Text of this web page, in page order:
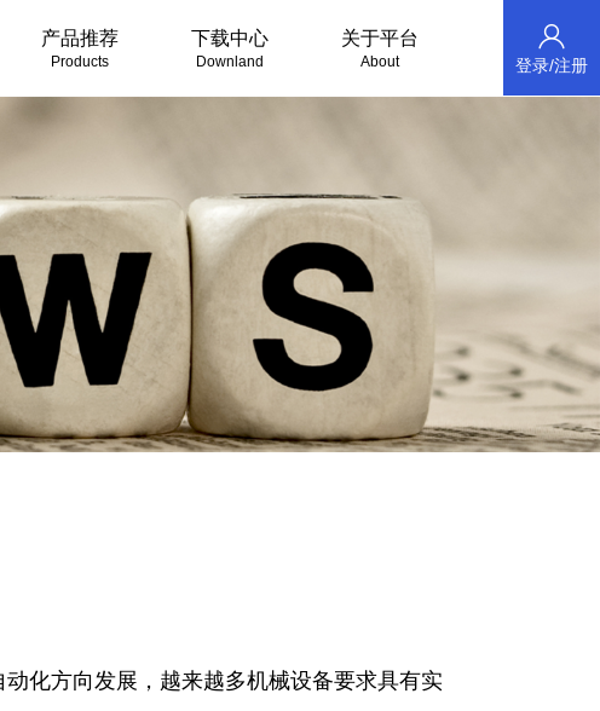
产品推荐
Products
下载中心
Downland
关于平台
About 登录/注册
方向发展，越来越多机械设备要求具有实